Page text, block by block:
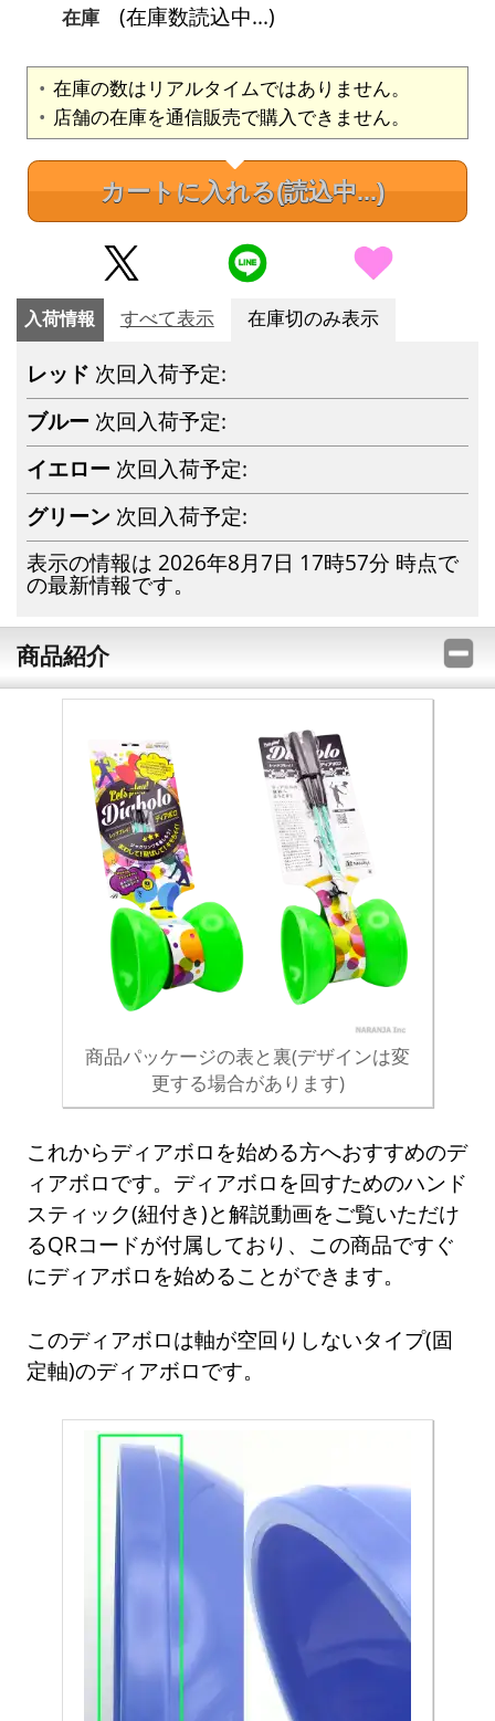
在庫
(在庫数読込中...)
在庫の数はリアルタイムではありません。
店舗の在庫を通信販売で購入できません。
カートに入れる(読込中...)
入荷情報 すべて表示 在庫切のみ表示
レッド 次回入荷予定:
ブルー 次回入荷予定:
イエロー 次回入荷予定:
グリーン 次回入荷予定:
表示の情報は 2026年8月7日 17時57分 時点で
の最新情報です。
商品紹介
商品パッケージの表と裏(デザインは変
更する場合があります)
これからディアボロを始める方へおすすめのデ
ィアボロです。ディアボロを回すためのハンド
スティック(紐付き)と解説動画をご覧いただけ
るQRコードが付属しており、この商品ですぐ
にディアボロを始めることができます。
このディアボロは軸が空回りしないタイプ(固
定軸)のディアボロです。